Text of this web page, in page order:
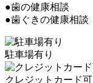
●歯の健康相談
●歯ぐきの健康相談
駐車場有り
クレジットカード可